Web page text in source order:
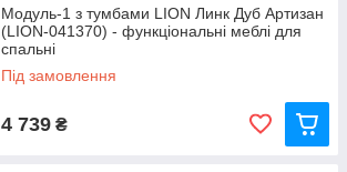
Модуль-1 з тумбами LION Линк Дуб Артизан
(LION-041370) - функціональні меблі для
спальні
Під замовлення
4 739 ₴